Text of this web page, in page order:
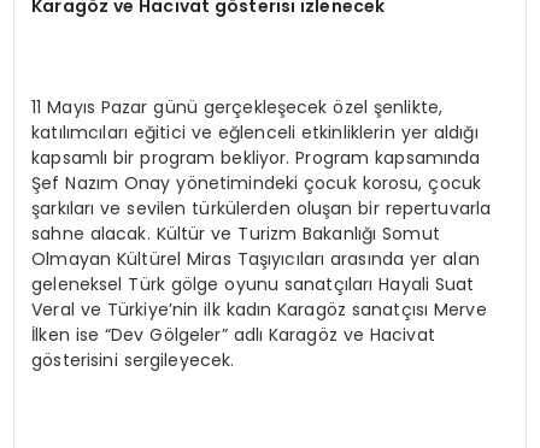
Karagöz ve Hacivat gösterisi izlenecek
11 Mayıs Pazar günü gerçekleşecek özel şenlikte,
katılımcıları eğitici ve eğlenceli etkinliklerin yer aldığı
kapsamlı bir program bekliyor. Program kapsamında
Şef Nazım Onay yönetimindeki çocuk korosu, çocuk
şarkıları ve sevilen türkülerden oluşan bir repertuvarla
sahne alacak. Kültür ve Turizm Bakanlığı Somut
Olmayan Kültürel Miras Taşıyıcıları arasında yer alan
geleneksel Türk gölge oyunu sanatçıları Hayali Suat
Veral ve Türkiye’nin ilk kadın Karagöz sanatçısı Merve
İlken ise “Dev Gölgeler” adlı Karagöz ve Hacivat
gösterisini sergileyecek.